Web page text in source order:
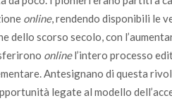
online, rendendo disponibili le
dello scorso secolo, con
onlinel’intero processo
Antesignano di questa
legate al modello